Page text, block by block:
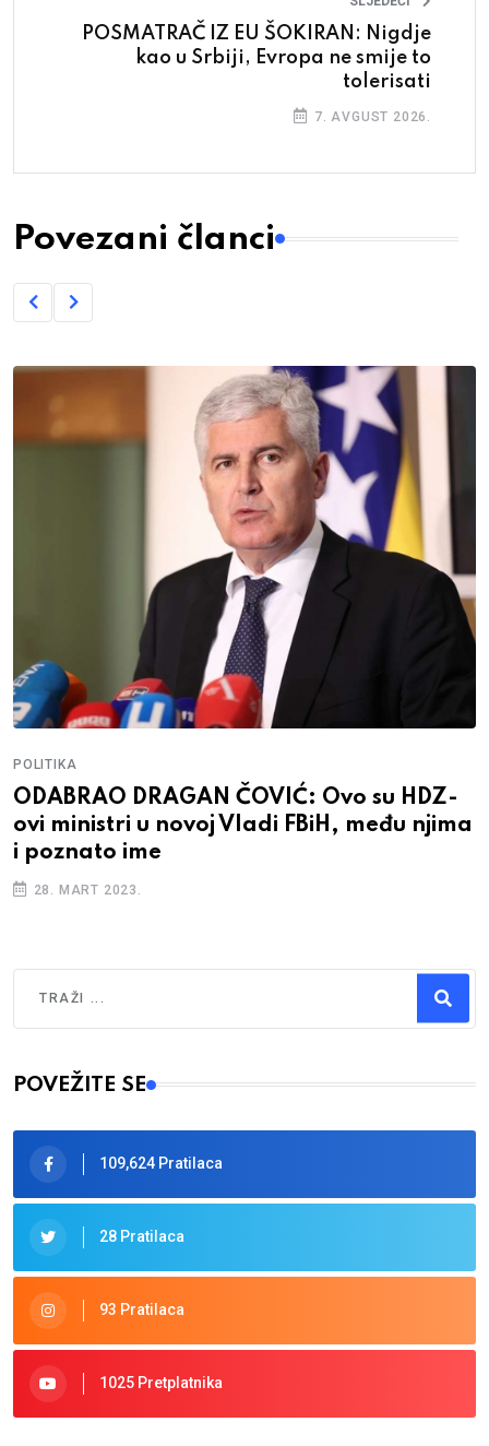
POSMATRAČ IZ EU ŠOKIRAN: Nigdje
kao u Srbiji, Evropa ne smije to
tolerisati
7. AVGUST 2026.
Povezani članci
POLITIKA
ODABRAO DRAGAN ČOVIĆ: Ovo su HDZ-
ovi ministri u novoj Vladi FBiH, među njima
i poznato ime
28. MART 2023.
Type 2 or more characters for results.
POVEŽITE SE
109,624 Pratilaca
28 Pratilaca
93 Pratilaca
1025 Pretplatnika